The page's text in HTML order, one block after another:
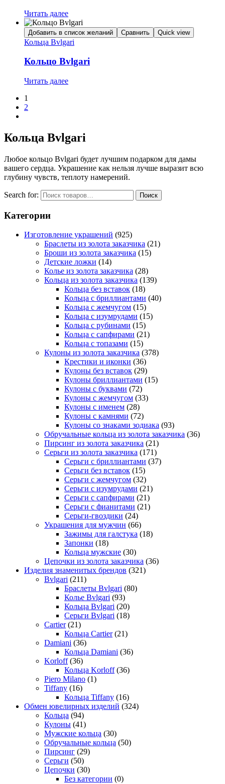
Читать далее
Добавить в список желаний Сравнить Quick view
Кольца Bvlgari
Кольцо Bvlgari
Читать далее
1
2
Кольца Bvlgari
Любое кольцо Bvlgari будет лучшим подарком для дамы
вашего сердца. Украшение как нельзя лучше выразит всю
глубину чувств, теплоту намерений.
Search for: Поиск
Категории
Изготовление украшений (925)
Браслеты из золота заказчика (21)
Броши из золота заказчика (15)
Детские ложки (14)
Колье из золота заказчика (28)
Кольца из золота заказчика (139)
Кольца без вставок (18)
Кольца с бриллиантами (40)
Кольца с жемчугом (15)
Кольца с изумрудами (15)
Кольца с рубинами (15)
Кольца с сапфирами (21)
Кольца с топазами (15)
Кулоны из золота заказчика (378)
Крестики и иконки (36)
Кулоны без вставок (29)
Кулоны бриллиантами (15)
Кулоны с буквами (72)
Кулоны с жемчугом (33)
Кулоны с именем (28)
Кулоны с камнями (72)
Кулоны со знаками зодиака (93)
Обручальные кольца из золота заказчика (36)
Пирсинг из золота заказчика (21)
Серьги из золота заказчика (171)
Cерьги с бриллиантами (37)
Серьги без вставок (15)
Серьги с жемчугом (32)
Серьги с изумрудами (21)
Серьги с сапфирами (21)
Серьги с фианитами (21)
Серьги-гвоздики (24)
Украшения для мужчин (66)
Зажимы для галстука (18)
Запонки (18)
Кольца мужские (30)
Цепочки из золота заказчика (36)
Изделия знаменитых брендов (321)
Bvlgari (211)
Браслеты Bvlgari (80)
Колье Bvlgari (93)
Кольца Bvlgari (20)
Серьги Bvlgari (18)
Cartier (21)
Кольца Cartier (21)
Damiani (36)
Кольца Damiani (36)
Korloff (36)
Кольца Korloff (36)
Piero Milano (1)
Tiffany (16)
Кольца Tiffany (16)
Обмен ювелирных изделий (324)
Кольца (94)
Кулоны (41)
Мужские кольца (30)
Обручальные кольца (50)
Пирсинг (29)
Серьги (50)
Цепочки (30)
Без категории (0)